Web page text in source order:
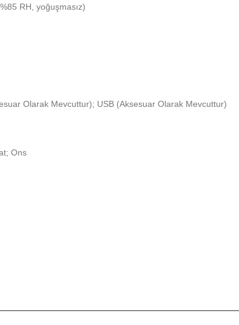
RH, yoğuşmasız)
Olarak Mevcuttur); USB (Aksesuar Olarak Mevcuttur)
Ons